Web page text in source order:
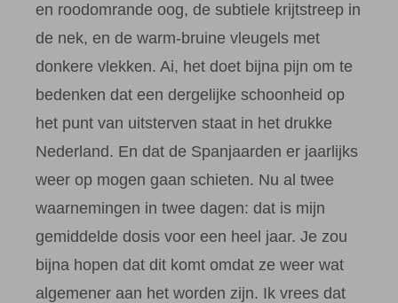
en roodomrande oog, de subtiele krijtstreep in
de nek, en de warm-bruine vleugels met
donkere vlekken. Ai, het doet bijna pijn om te
bedenken dat een dergelijke schoonheid op
het punt van uitsterven staat in het drukke
Nederland. En dat de Spanjaarden er jaarlijks
weer op mogen gaan schieten. Nu al twee
waarnemingen in twee dagen: dat is mijn
gemiddelde dosis voor een heel jaar. Je zou
bijna hopen dat dit komt omdat ze weer wat
algemener aan het worden zijn. Ik vrees dat